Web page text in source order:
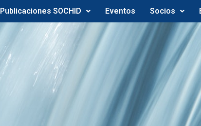
Publicaciones SOCHID Eventos Socios